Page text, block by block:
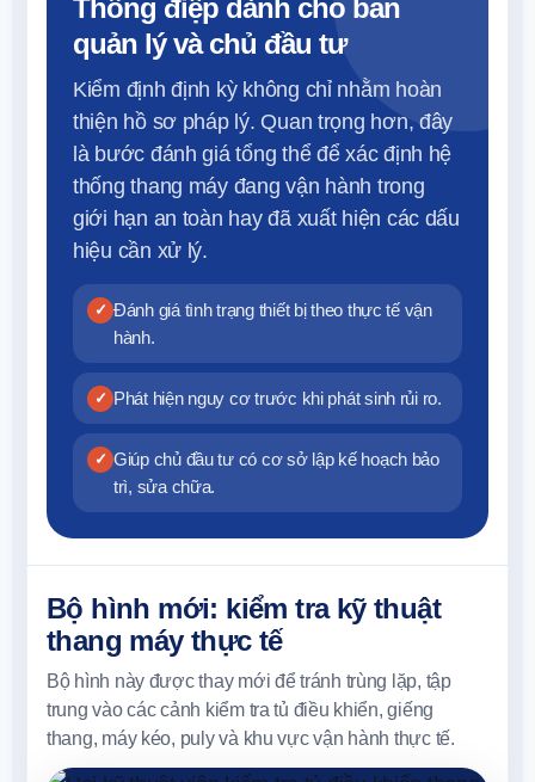
Thông điệp dành cho ban
quản lý và chủ đầu tư
Kiểm định định kỳ không chỉ nhằm hoàn
thiện hồ sơ pháp lý. Quan trọng hơn, đây
là bước đánh giá tổng thể để xác định hệ
thống thang máy đang vận hành trong
giới hạn an toàn hay đã xuất hiện các dấu
hiệu cần xử lý.
✓ Đánh giá tình trạng thiết bị theo thực tế vận
hành.
✓ Phát hiện nguy cơ trước khi phát sinh rủi ro.
✓ Giúp chủ đầu tư có cơ sở lập kế hoạch bảo
trì, sửa chữa.
Bộ hình mới: kiểm tra kỹ thuật
thang máy thực tế
Bộ hình này được thay mới để tránh trùng lặp, tập
trung vào các cảnh kiểm tra tủ điều khiển, giếng
thang, máy kéo, puly và khu vực vận hành thực tế.